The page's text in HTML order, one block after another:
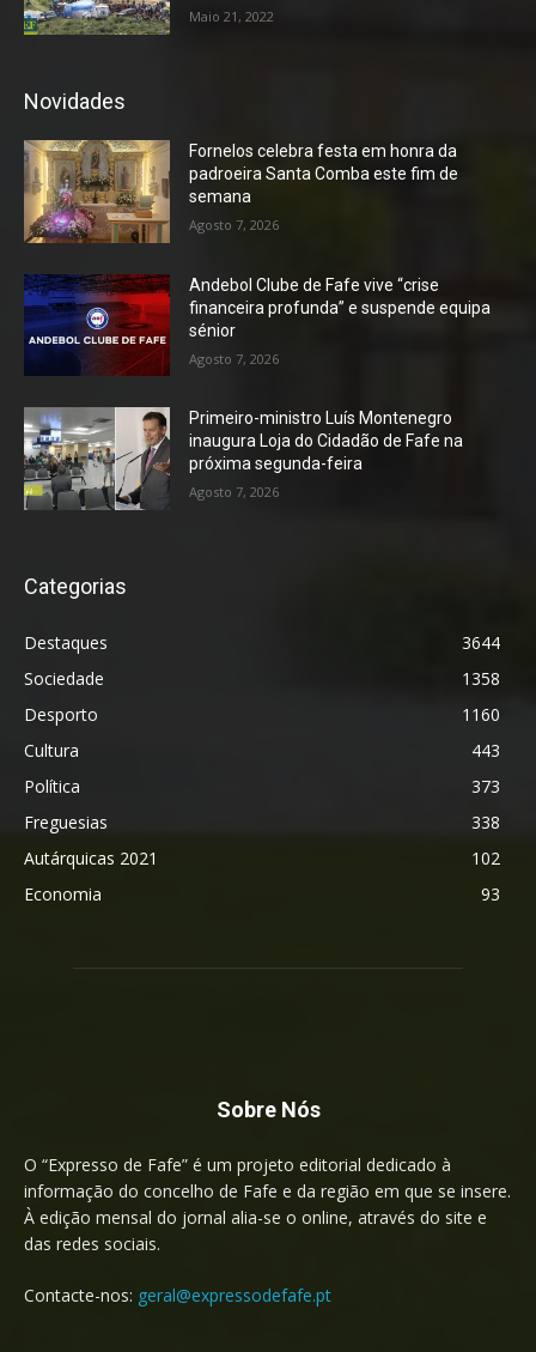
Maio 21, 2022
Novidades
Fornelos celebra festa em honra da
padroeira Santa Comba este fim de
semana
Agosto 7, 2026
Andebol Clube de Fafe vive “crise
financeira profunda” e suspende equipa
sénior
Agosto 7, 2026
Primeiro-ministro Luís Montenegro
inaugura Loja do Cidadão de Fafe na
próxima segunda-feira
Agosto 7, 2026
Categorias
Destaques
3644
Sociedade
1358
Desporto
1160
Cultura
443
Política
373
Freguesias
338
Autárquicas 2021
102
Economia
93
Sobre Nós
O “Expresso de Fafe” é um projeto editorial dedicado à
informação do concelho de Fafe e da região em que se insere.
À edição mensal do jornal alia-se o online, através do site e
das redes sociais.
Contacte-nos: geral@expressodefafe.pt